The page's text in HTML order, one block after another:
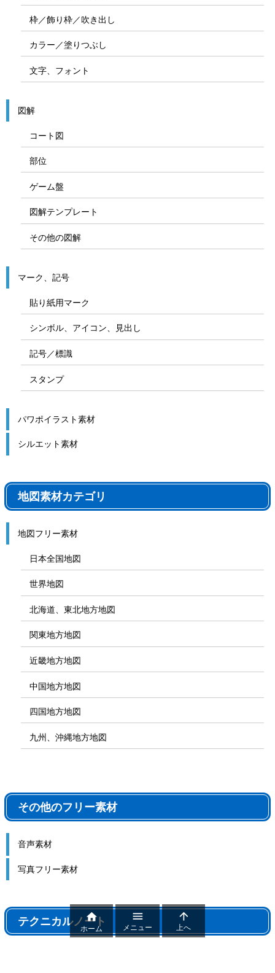
枠／飾り枠／吹き出し
カラー／塗りつぶし
文字、フォント
図解
コート図
部位
ゲーム盤
図解テンプレート
その他の図解
マーク、記号
貼り紙用マーク
シンボル、アイコン、見出し
記号／標識
スタンプ
パワポイラスト素材
シルエット素材
地図素材カテゴリ
地図フリー素材
日本全国地図
世界地図
北海道、東北地方地図
関東地方地図
近畿地方地図
中国地方地図
四国地方地図
九州、沖縄地方地図
その他のフリー素材
音声素材
写真フリー素材
テクニカルノート

ホーム

メニュー

上へ